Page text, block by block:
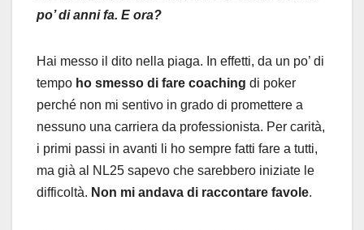
po’ di anni fa. E ora?
Hai messo il dito nella piaga. In effetti, da un po’ di
tempo ho smesso di fare coaching di poker
perché non mi sentivo in grado di promettere a
nessuno una carriera da professionista. Per carità,
i primi passi in avanti li ho sempre fatti fare a tutti,
ma già al NL25 sapevo che sarebbero iniziate le
difficoltà. Non mi andava di raccontare favole.